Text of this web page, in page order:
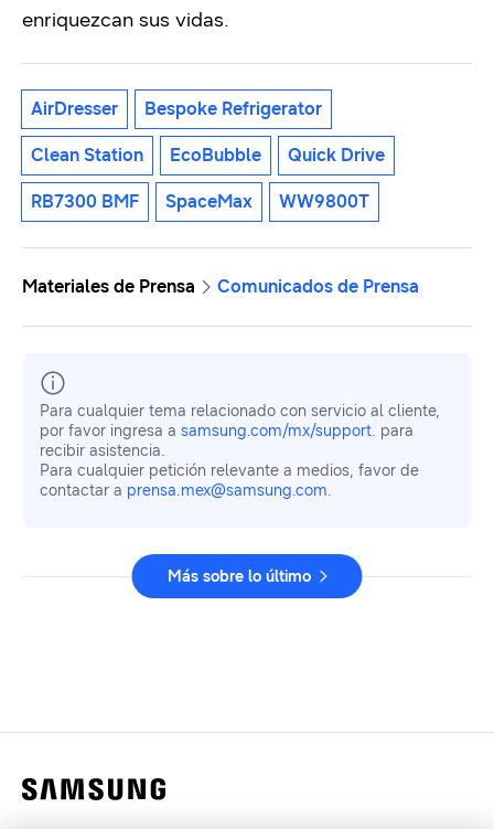
enriquezcan sus vidas.
AirDresser Bespoke Refrigerator
Clean Station EcoBubble Quick Drive
RB7300 BMF SpaceMax WW9800T
Materiales de Prensa Comunicados de Prensa
Para cualquier tema relacionado con servicio al cliente,
por favor ingresa a samsung.com/mx/support. para
recibir asistencia.
Para cualquier petición relevante a medios, favor de
contactar a prensa.mex@samsung.com.
Más sobre lo último